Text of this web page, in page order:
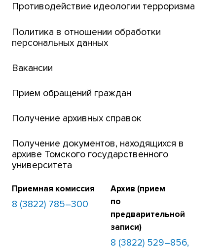
ТГУ
Интернет-лицей
Открытые онлайн-курсы (MOOCs)
Платежи онлайн
Банк инициатив по развитию университета
Противодействие идеологии терроризма
Политика в отношении обработки
персональных данных
Вакансии
Прием обращений граждан
Получение архивных справок
Получение документов, находящихся в
архиве Томского государственного
университета
Приемная комиссия
8 (3822) 785–300
Архив (прием
по
предварительной
записи)
8 (3822) 529–856,